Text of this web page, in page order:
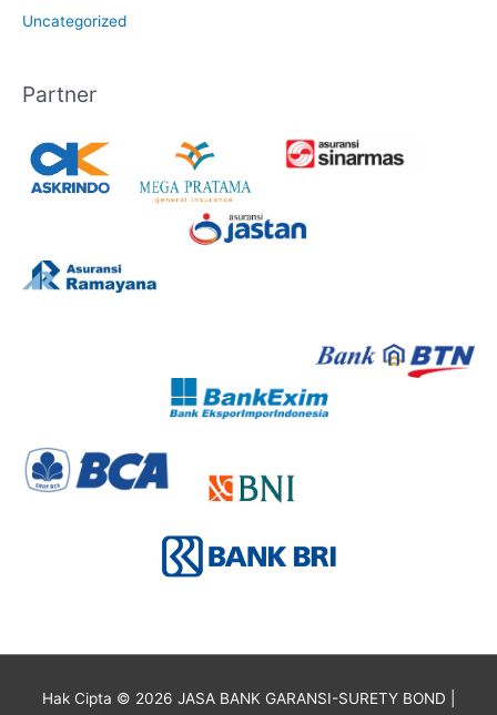
Uncategorized
Partner
Hak Cipta © 2026 JASA BANK GARANSI-SURETY BOND